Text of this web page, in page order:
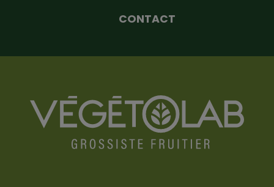
CONTACT